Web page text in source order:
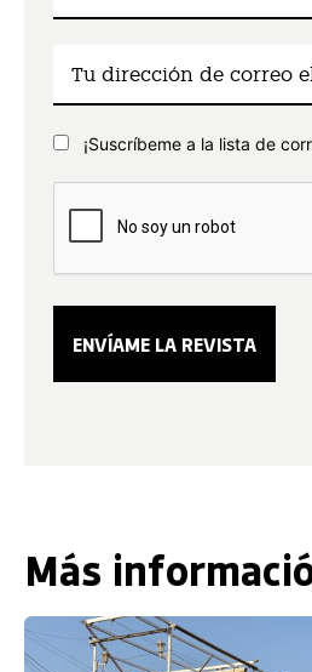
¡Suscríbeme a la lista de
Más